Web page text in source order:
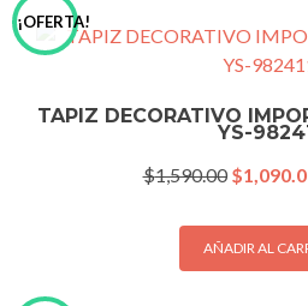
¡OFERTA!
TAPIZ DECORATIVO
YS-
$1,590.00 Original
was:
$
AÑADIR AL